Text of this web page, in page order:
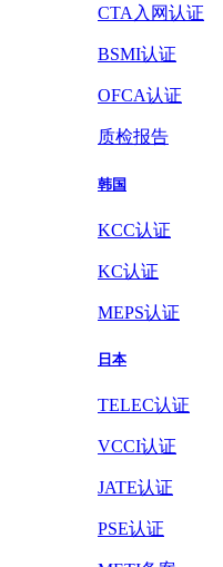
CTA入网认证
BSMI认证
OFCA认证
质检报告
韩国
KCC认证
KC认证
MEPS认证
日本
TELEC认证
VCCI认证
JATE认证
PSE认证